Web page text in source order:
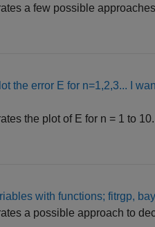
a few possible
the error E for n=1,2,3... I
the plot of E for n = 1 to
with functions; fitrgp,
a possible approach to